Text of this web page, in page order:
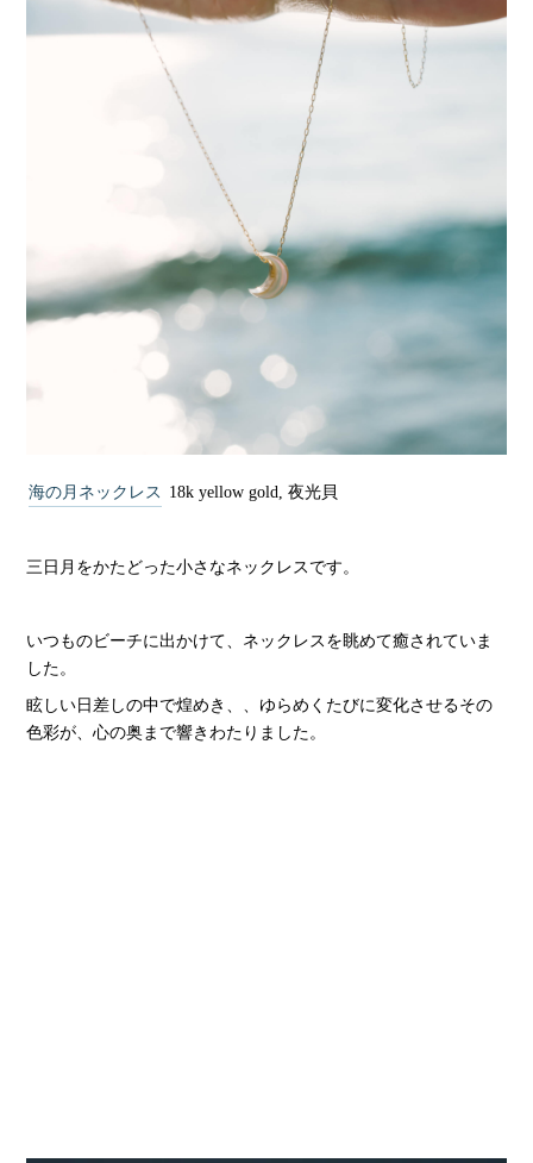
海の月ネックレス 18k yellow gold, 夜光貝
三日月をかたどった小さなネックレスです。
いつものビーチに出かけて、ネックレスを眺めて癒されていま
した。
眩しい日差しの中で煌めき、、ゆらめくたびに変化させるその
色彩が、心の奥まで響きわたりました。